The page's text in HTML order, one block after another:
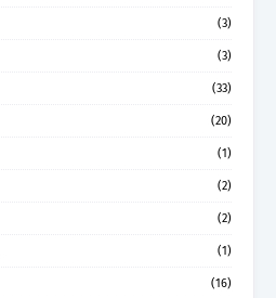
(3)
(3)
(33)
(20)
(1)
(2)
(2)
(1)
(16)